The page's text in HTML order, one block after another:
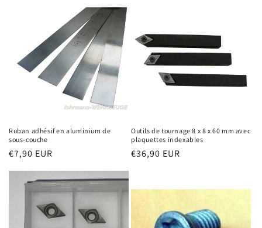
Ruban adhésif en aluminium de
sous-couche
Prix
€7,90 EUR
Outils de tournage 8 x 8 x 60 mm avec
plaquettes indexables
Prix
€36,90 EUR